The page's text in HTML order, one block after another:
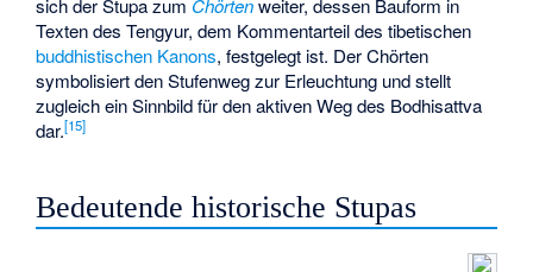
sich der Stupa zum Chörtenweiter, dessen Bauform in
Texten des Tengyur, dem Kommentarteil des tibetischen
buddhistischen Kanons, festgelegt ist. Der Chörten
symbolisiert den Stufenweg zur Erleuchtung und stellt
zugleich ein Sinnbild für den aktiven Weg des Bodhisattva
dar.[15]
Bedeutende historische Stupas